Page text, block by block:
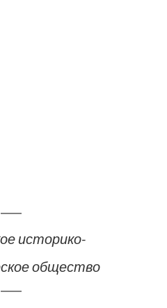
историко-
общество